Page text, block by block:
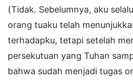
(Tidak. Sebelumnya, aku
orang tuaku telah
terhadapku, tetapi setelah
persekutuan yang Tuhan
bahwa sudah menjadi tugas